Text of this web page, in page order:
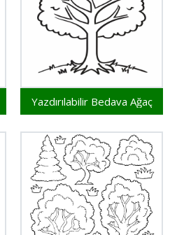
Yazdırılabilir Bedava Ağaç